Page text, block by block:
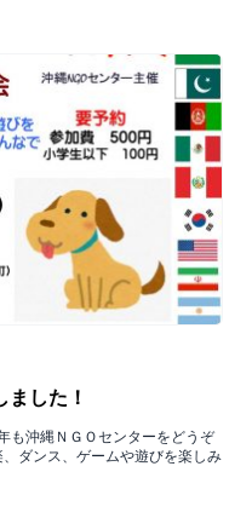
ました！
も沖縄ＮＧＯセンターをどうぞ
ダンス、ゲームや遊びを楽しみ